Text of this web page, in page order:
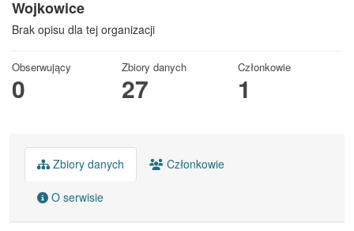
Wojkowice
Brak opisu dla tej organizacji
Obserwujący
0
Zbiory danych
27
Członkowie
1
Zbiory danych Członkowie
O serwisie